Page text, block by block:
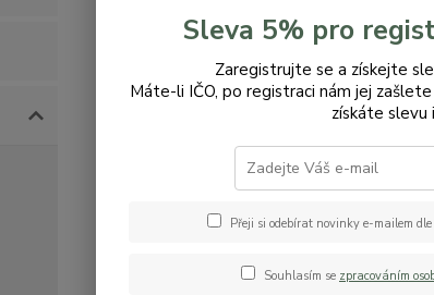
Bigplast Pearlina 25
Sleva 5% pro
Zaregistrujte se a získejte
Máte-li IČO, po registraci nám jej
získáte slevu
Přeji si odebírat novinky e-mailem dle
Souhlasím se zpracováním